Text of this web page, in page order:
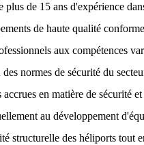
plus de 15 ans d'expérience
de haute qualité
aux compétences
normes de sécurité du
en matière de
au développement
structurelle des héliports tout